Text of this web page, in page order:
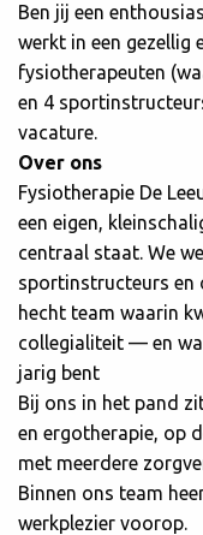
Ben jij een
werkt in een gezellig
fysiotherapeuten
en 4
vacature.
Over ons
Fysiotherapie De
een eigen,
centraal staat. We
sportinstructeurs en
hecht team waarin
collegialiteit — en
jarig bent
Bij ons in het pand
en ergotherapie, op
met meerdere
Binnen ons team
werkplezier voorop.